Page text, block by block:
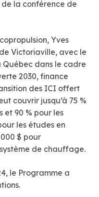
la conférence de
Yves
Victoriaville, avec le
dans le cadre
2030, finance
des ICI offert
couvrir jusqu’à 75 %
et 90 % pour les
les études en
$ pour
de chauffage.
le Programme a